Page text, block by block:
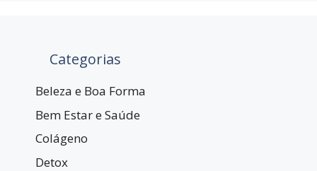
Categorias
Beleza e Boa Forma
Bem Estar e Saúde
Colágeno
Detox